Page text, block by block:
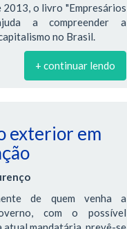
2013, o livro "Empresários
a compreender a
no Brasil.
+ continuar lendo
exterior em
de quem venha a
com o possível